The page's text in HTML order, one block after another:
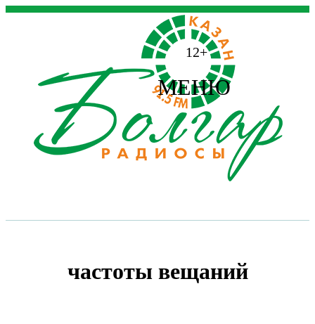
12+
МЕНЮ
частоты вещаний